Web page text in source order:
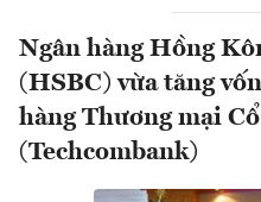
Ngân hàng Hồng
(HSBC) vừa tăng
hàng Thương mại
(Techcombank)